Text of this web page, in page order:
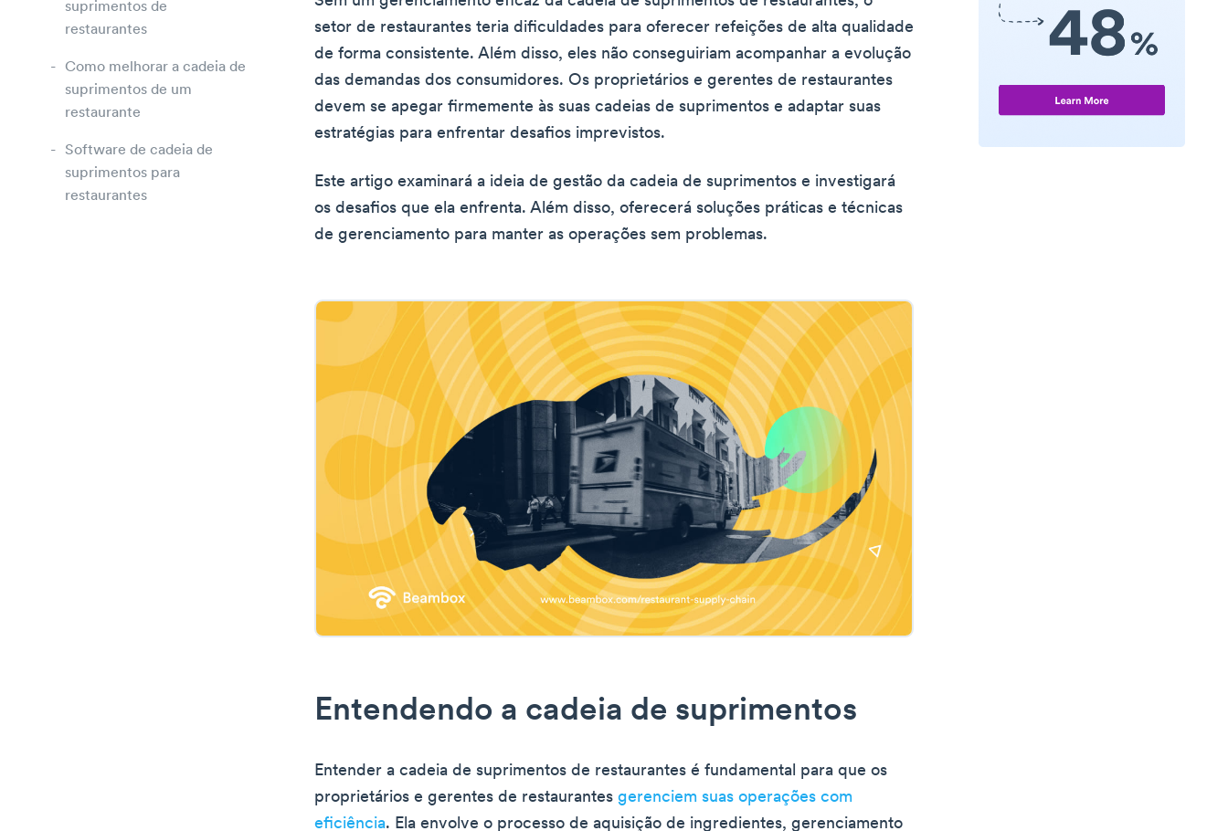
suprimentos de
restaurantes
Como melhorar a cadeia de
suprimentos de um
restaurante
Software de cadeia de
suprimentos para
restaurantes
setor de restaurantes teria dificuldades para oferecer refeições de alta qualidade
de forma consistente. Além disso, eles não conseguiriam acompanhar a evolução
das demandas dos consumidores. Os proprietários e gerentes de restaurantes
devem se apegar firmemente às suas cadeias de suprimentos e adaptar suas
estratégias para enfrentar desafios imprevistos.
Este artigo examinará a ideia de gestão da cadeia de suprimentos e investigará
os desafios que ela enfrenta. Além disso, oferecerá soluções práticas e técnicas
de gerenciamento para manter as operações sem problemas.
Entendendo a cadeia de suprimentos
Entender a cadeia de suprimentos de restaurantes é fundamental para que os
proprietários e gerentes de restaurantes gerenciem suas operações com
eficiência. Ela envolve o processo de aquisição de ingredientes, gerenciamento